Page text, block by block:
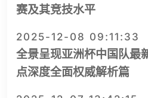
赛及其竞技水平
2025-12-08 09:11:33
全景呈现亚洲杯中国队最
点深度全面权威解析篇